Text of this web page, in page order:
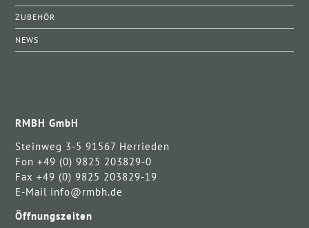
ZUBEHÖR
NEWS
RMBH GmbH
Steinweg 3-5 91567 Herrieden
Fon +49 (0) 9825 203829-0
Fax +49 (0) 9825 203829-19
E-Mail info@rmbh.de
Öffnungszeiten